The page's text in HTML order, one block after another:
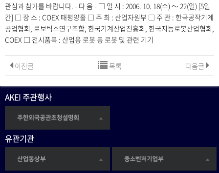
관심과 참가를 바랍니다. - 다 음 - □ 일 시 : 2006. 10. 18(수) ～ 22(일) [5일
간] □ 장 소 : COEX 태평양홀 □ 주 최 : 산업자원부 □ 주 관 : 한국공작기계
공업협회, 로보틱스연구조합, 한국기계산업진흥회, 한국지능로봇산업협회,
COEX □ 전시품목 : 산업용 로봇 등 로봇 및 관련 기기
이전글 다음글
목록
AKEI 주관행사
유관기관